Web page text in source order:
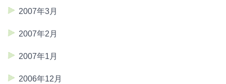
2007年3月
2007年2月
2007年1月
2006年12月